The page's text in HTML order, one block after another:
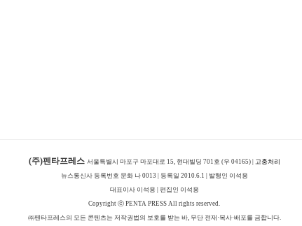
(주)펜타프레스 서울특별시 마포구 마포대로 15, 현대빌딩 701호 (우 04165) |
고충처리
뉴스통신사 등록번호 문화 나 0013 | 등록일 2010.6.1 | 발행인 이석용
대표이사 이석용 | 편집인 이석용
Copyright ⓒ PENTA PRESS All rights reserved.
㈜펜타프레스의 모든 콘텐츠는 저작권법의 보호를 받는 바, 무단 전재·복사·배포를 금합니다.